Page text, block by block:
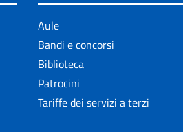
Aule
Bandi e concorsi
Biblioteca
Patrocini
Tariffe dei servizi a terzi